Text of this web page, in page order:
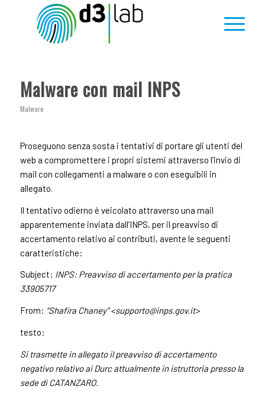
Malware con mail INPS
Malware
Proseguono senza sosta i tentativi di portare gli utenti del
web a compromettere i propri sistemi attraverso l’invio di
mail con collegamenti a malware o con eseguibili in
allegato.
Il tentativo odierno è veicolato attraverso una mail
apparentemente inviata dall’INPS, per il preavviso di
accertamento relativo ai contributi, avente le seguenti
caratteristiche:
Subject: INPS: Preavviso di accertamento per la pratica
33905717
From: “Shafira Chaney” <supporto@inps.gov.it>
testo:
Si trasmette in allegato il preavviso di accertamento
negativo relativo ai Durc attualmente in istruttoria presso la
sede di CATANZARO.